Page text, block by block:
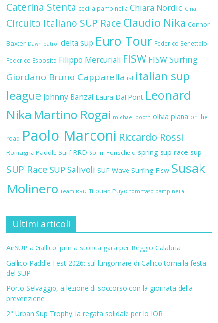
Caterina Stenta cecilia pampinella Chiara Nordio Cina
Circuito Italiano SUP Race Claudio Nika Connor
Baxter Dawn patrol delta sup Euro Tour Federico Benettolo
Federico Esposito Filippo Mercuriali FISW FISW Surfing
Giordano Bruno Capparella isl italian sup
league Johnny Banzai Laura Dal Pont Leonard
Nika Martino Rogai michael booth olivia piana on the
road Paolo Marconi Riccardo Rossi
Romagna Paddle Surf RRD Sonni Hönscheid spring sup race sup
SUP Race SUP Salivoli SUP Wave Surfing Fisw Susak
Molinero Team RRD Titouan Puyo tommaso pampinella
Ultimi articoli
AirSUP a Gallico: prima storica gara per Reggio Calabria
Gallico Paddle Fest 2026: sul lungomare di Gallico torna la festa
del SUP
Porto Selvaggio, a lezione di soccorso con la giornata della
prevenzione
2° Urban Sup Trophy: la regata solidale per lo IOR